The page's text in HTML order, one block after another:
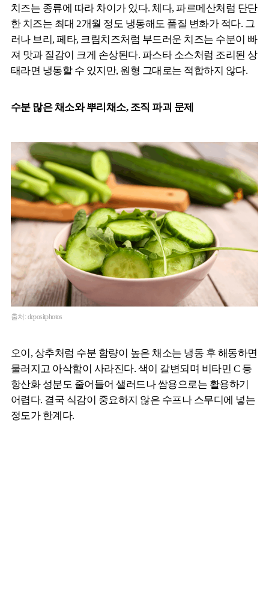
치즈는 종류에 따라 차이가 있다. 체다, 파르메산처럼 단단
한 치즈는 최대 2개월 정도 냉동해도 품질 변화가 적다. 그
러나 브리, 페타, 크림치즈처럼 부드러운 치즈는 수분이 빠
져 맛과 질감이 크게 손상된다. 파스타 소스처럼 조리된 상
태라면 냉동할 수 있지만, 원형 그대로는 적합하지 않다.
수분 많은 채소와 뿌리채소, 조직 파괴 문제
출처: depositphotos
오이, 상추처럼 수분 함량이 높은 채소는 냉동 후 해동하면
물러지고 아삭함이 사라진다. 색이 갈변되며 비타민 C 등
항산화 성분도 줄어들어 샐러드나 쌈용으로는 활용하기
어렵다. 결국 식감이 중요하지 않은 수프나 스무디에 넣는
정도가 한계다.